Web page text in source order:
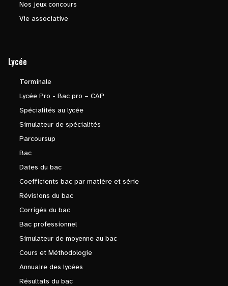
Nos jeux concours
Vie associative
Lycée
Terminale
Lycée Pro - Bac pro – CAP
Spécialités au lycée
Simulateur de spécialités
Parcoursup
Bac
Dates du bac
Coefficients bac par matière et série
Révisions du bac
Corrigés du bac
Bac professionnel
Simulateur de moyenne au bac
Cours et Méthodologie
Annuaire des lycées
Résultats du bac